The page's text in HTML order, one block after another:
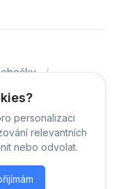
personalizaci
relevantních
nebo odvolat.
vyhrazena.